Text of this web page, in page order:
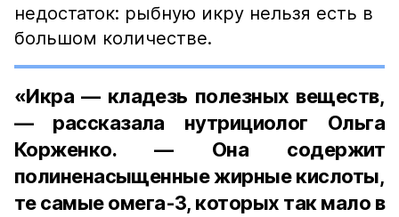
недостаток: рыбную икру нельзя есть в
большом количестве.
«Икра — кладезь полезных веществ,
— рассказала нутрициолог Ольга
Корженко. — Она содержит
полиненасыщенные жирные кислоты,
те самые омега-3, которых так мало в